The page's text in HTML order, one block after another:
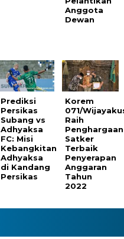
Anggota
Dewan
Prediksi
Persikas
Subang vs
Adhyaksa
FC: Misi
Kebangkitan
Adhyaksa
di Kandang
Persikas
Korem
071/
Raih
Penghargaan
Satker
Terbaik
Penyerapan
Anggaran
Tahun
2022